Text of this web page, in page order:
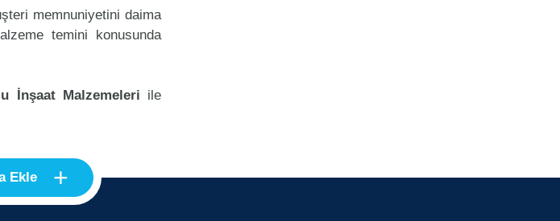
memnuniyetini daima
temini konusunda
İnşaat Malzemeleri ile
Ekle +